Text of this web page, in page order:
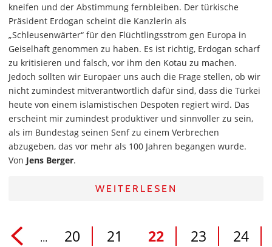
kneifen und der Abstimmung fernbleiben. Der türkische
Präsident Erdogan scheint die Kanzlerin als
„Schleusenwärter“ für den Flüchtlingsstrom gen Europa in
Geiselhaft genommen zu haben. Es ist richtig, Erdogan scharf
zu kritisieren und falsch, vor ihm den Kotau zu machen.
Jedoch sollten wir Europäer uns auch die Frage stellen, ob wir
nicht zumindest mitverantwortlich dafür sind, dass die Türkei
heute von einem islamistischen Despoten regiert wird. Das
erscheint mir zumindest produktiver und sinnvoller zu sein,
als im Bundestag seinen Senf zu einem Verbrechen
abzugeben, das vor mehr als 100 Jahren begangen wurde.
Von Jens Berger.
WEITERLESEN
... 20 21 22 23 24